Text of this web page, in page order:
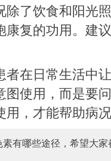
除了饮食和阳光
康复的功用。建
在日常生活中让
图使用，而是要
用，才能帮助病
素有哪些途径 ，希望大